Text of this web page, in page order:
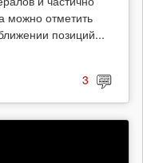
можно отметить
позиций...
3